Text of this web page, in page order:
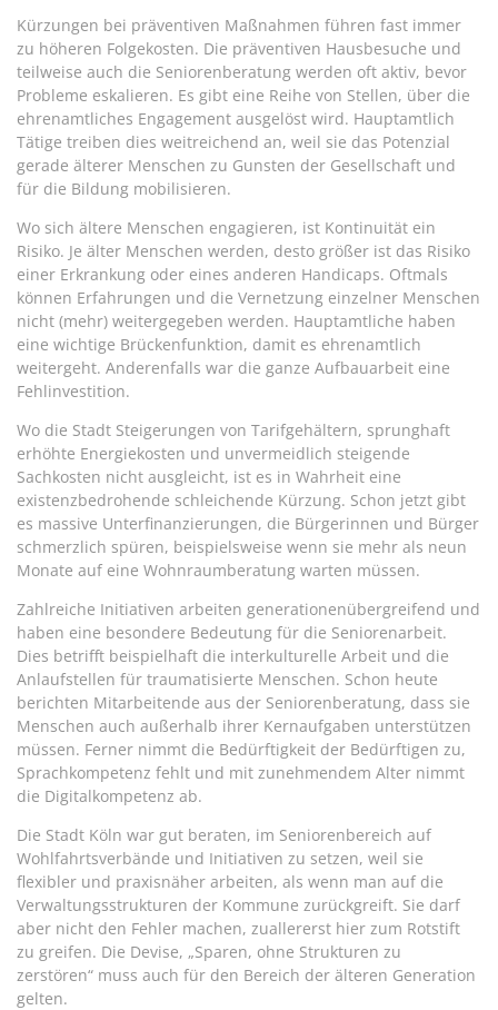
Kürzungen bei präventiven Maßnahmen führen fast immer
zu höheren Folgekosten. Die präventiven Hausbesuche und
teilweise auch die Seniorenberatung werden oft aktiv, bevor
Probleme eskalieren. Es gibt eine Reihe von Stellen, über die
ehrenamtliches Engagement ausgelöst wird. Hauptamtlich
Tätige treiben dies weitreichend an, weil sie das Potenzial
gerade älterer Menschen zu Gunsten der Gesellschaft und
für die Bildung mobilisieren.
Wo sich ältere Menschen engagieren, ist Kontinuität ein
Risiko. Je älter Menschen werden, desto größer ist das Risiko
einer Erkrankung oder eines anderen Handicaps. Oftmals
können Erfahrungen und die Vernetzung einzelner Menschen
nicht (mehr) weitergegeben werden. Hauptamtliche haben
eine wichtige Brückenfunktion, damit es ehrenamtlich
weitergeht. Anderenfalls war die ganze Aufbauarbeit eine
Fehlinvestition.
Wo die Stadt Steigerungen von Tarifgehältern, sprunghaft
erhöhte Energiekosten und unvermeidlich steigende
Sachkosten nicht ausgleicht, ist es in Wahrheit eine
existenzbedrohende schleichende Kürzung. Schon jetzt gibt
es massive Unterfinanzierungen, die Bürgerinnen und Bürger
schmerzlich spüren, beispielsweise wenn sie mehr als neun
Monate auf eine Wohnraumberatung warten müssen.
Zahlreiche Initiativen arbeiten generationenübergreifend und
haben eine besondere Bedeutung für die Seniorenarbeit.
Dies betrifft beispielhaft die interkulturelle Arbeit und die
Anlaufstellen für traumatisierte Menschen. Schon heute
berichten Mitarbeitende aus der Seniorenberatung, dass sie
Menschen auch außerhalb ihrer Kernaufgaben unterstützen
müssen. Ferner nimmt die Bedürftigkeit der Bedürftigen zu,
Sprachkompetenz fehlt und mit zunehmendem Alter nimmt
die Digitalkompetenz ab.
Die Stadt Köln war gut beraten, im Seniorenbereich auf
Wohlfahrtsverbände und Initiativen zu setzen, weil sie
flexibler und praxisnäher arbeiten, als wenn man auf die
Verwaltungsstrukturen der Kommune zurückgreift. Sie darf
aber nicht den Fehler machen, zuallererst hier zum Rotstift
zu greifen. Die Devise, „Sparen, ohne Strukturen zu
zerstören“ muss auch für den Bereich der älteren Generation
gelten.